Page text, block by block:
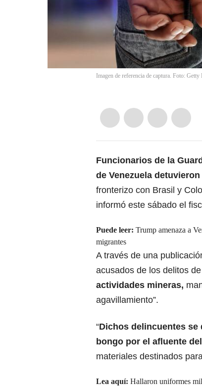
Imagen de referencia de captura. Foto: Getty
Funcionarios de la
de Venezuela detuvieron
fronterizo con Brasil y
informó este sábado el
Puede leer: Trump amenaza a
migrantes
A través de una
acusados de los delitos de
actividades mineras,
agavillamiento”.
“Dichos delincuentes se
bongo por el afluente del
materiales destinados
Lea aquí: Hallaron uniformes